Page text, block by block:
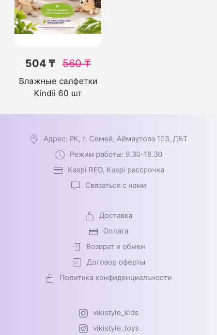
504 ₸ 560₸
Влажные салфетки
Kindii 60 шт
Адрес: РК, г. Семей, Аймаутова 103, ДБТ
Режим работы: 9.30-18.30
Kaspi RED, Kaspi рассрочка
Связаться с нами
Доставка
Оплата
Возврат и обмен
Договор оферты
Политика конфиденциальности
vikistyle_kids
vikistyle_toys